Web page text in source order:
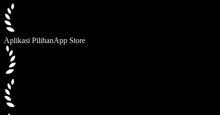
Aplikasi PilihanApp Store